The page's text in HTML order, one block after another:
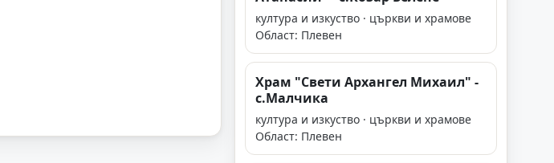
култура и изкуство · църкви и храмове
Област: Плевен
Храм "Свети Архангел Михаил" -
с.Малчика
култура и изкуство · църкви и храмове
Област: Плевен